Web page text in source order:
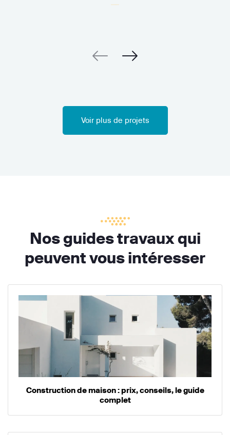
Voir plus de projets
Nos guides travaux qui
peuvent vous intéresser
Construction de maison : prix, conseils, le guide
complet